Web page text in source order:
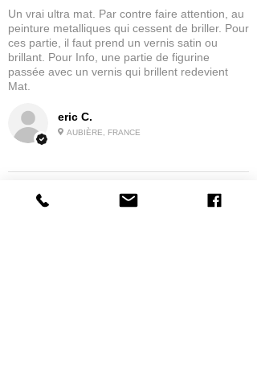
eric C.
AUBIÈRE, FRANCE
Un vrai ultra mat. Par contre faire attention, au
peinture metalliques qui cessent de briller. Pour
ces partie, il faut prend un vernis satin ou
brillant. Pour Info, une partie de figurine
passée avec un vernis qui brillent redevient
Mat.
★★★★★ 1 MONTH AGO